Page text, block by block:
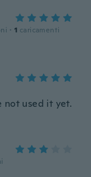
· 1 caricamenti
not used it yet.